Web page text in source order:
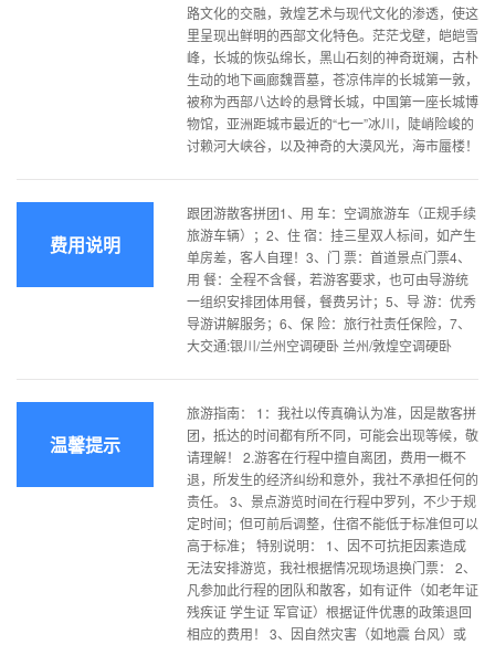
路文化的交融，敦煌艺术与现代文化的渗透，使这
里呈现出鲜明的西部文化特色。茫茫戈壁，皑皑雪
峰，长城的恢弘绵长，黑山石刻的神奇斑斓，古朴
生动的地下画廊魏晋墓，苍凉伟岸的长城第一敦，
被称为西部八达岭的悬臂长城，中国第一座长城博
物馆，亚洲距城市最近的“七一”冰川，陡峭险峻的
讨赖河大峡谷，以及神奇的大漠风光，海市蜃楼！
费用说明
跟团游散客拼团1、用 车：空调旅游车（正规手续
旅游车辆）；2、住 宿：挂三星双人标间，如产生
单房差，客人自理！3、门 票：首道景点门票4、
用 餐：全程不含餐，若游客要求，也可由导游统
一组织安排团体用餐，餐费另计；5、导 游：优秀
导游讲解服务；6、保 险：旅行社责任保险，7、
大交通:银川/兰州空调硬卧 兰州/敦煌空调硬卧
温馨提示
旅游指南： 1：我社以传真确认为准，因是散客拼
团，抵达的时间都有所不同，可能会出现等候，敬
请理解！ 2.游客在行程中擅自离团，费用一概不
退，所发生的经济纠纷和意外，我社不承担任何的
责任。 3、景点游览时间在行程中罗列，不少于规
定时间；但可前后调整，住宿不能低于标准但可以
高于标准； 特别说明： 1、因不可抗拒因素造成
无法安排游览，我社根据情况现场退换门票： 2、
凡参加此行程的团队和散客，如有证件（如老年证
残疾证 学生证 军官证）根据证件优惠的政策退回
相应的费用！ 3、因自然灾害（如地震 台风）或